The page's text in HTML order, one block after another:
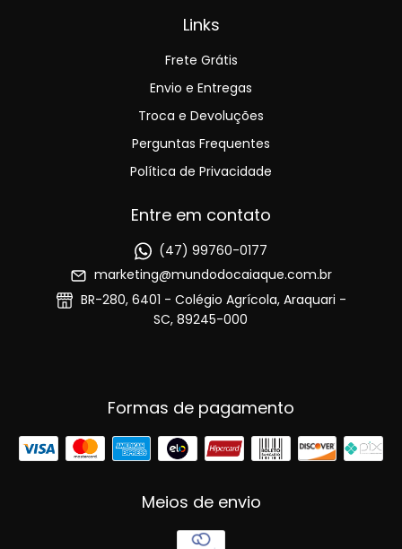
Links
Frete Grátis
Envio e Entregas
Troca e Devoluções
Perguntas Frequentes
Política de Privacidade
Entre em contato
(47) 99760-0177
marketing@mundodocaiaque.com.br
BR-280, 6401 - Colégio Agrícola, Araquari -
SC, 89245-000
Formas de pagamento
Meios de envio